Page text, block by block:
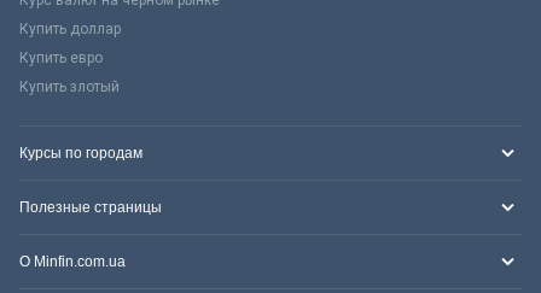
Купить доллар
Купить евро
Купить злотый
Курсы по городам
Полезные страницы
О Minfin.com.ua